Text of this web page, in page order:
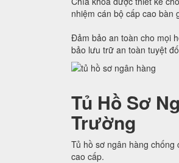
nhiệm cán bộ cấp cao bàn
Đảm bảo an toàn cho mọi
bảo lưu trữ an toàn tuyệt
Tủ Hồ Sơ
Trường
Tủ hồ sơ ngân hàng
cao cấp.